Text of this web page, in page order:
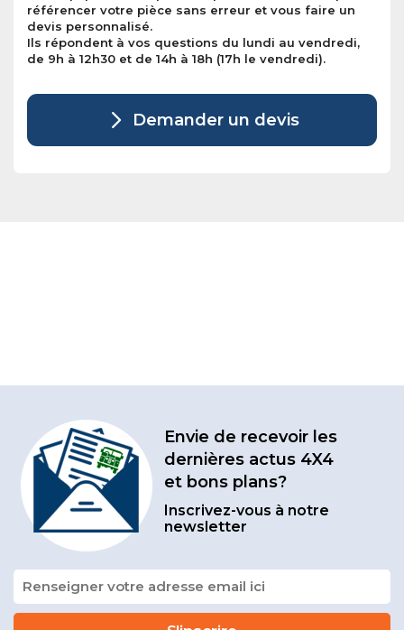
référencer votre pièce sans erreur et vous faire un
devis personnalisé.
Ils répondent à vos questions du lundi au vendredi,
de 9h à 12h30 et de 14h à 18h (17h le vendredi).
Demander un devis
Envie de recevoir les
dernières actus 4X4
et bons plans?
Inscrivez-vous à notre
newsletter